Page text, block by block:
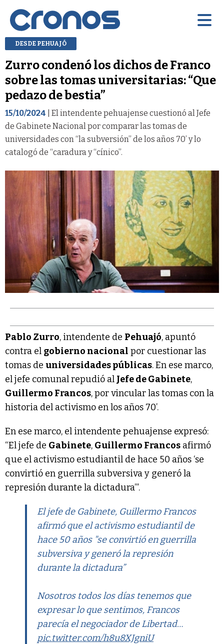
DESDE PEHUAJÓ
Zurro condenó los dichos de Franco
sobre las tomas universitarias: “Que
pedazo de bestia”
15/10/2024 | El intendente pehuajense cuestionó al Jefe
de Gabinete Nacional por comparar las tomas de
universidades con “la subversión” de los años 70’ y lo
catalogó de “caradura y “cínico”.
Pablo Zurro, intendente de Pehuajó, apuntó
contra el gobierno nacional por cuestionar las
tomas de universidades públicas. En ese marco,
el jefe comunal repudió al Jefe de Gabinete,
Guillermo Francos, por vincular las tomas con la
historia del activismo en los años 70’.
En ese marco, el intendente pehuajense expresó:
“El jefe de Gabinete, Guillermo Francos afirmó
que el activismo estudiantil de hace 50 años ‘se
convirtió en guerrilla subversiva y generó la
represión durante la dictadura’”.
El jefe de Gabinete, Guillermo Francos
afirmó que el activismo estudiantil de
hace 50 años "se convirtió en guerrilla
subversiva y generó la represión
durante la dictadura”
Nosotros todos los días tenemos que
expresar lo que sentimos, Francos
parecía el negociador de Libertad…
pic.twitter.com/h8u8XJgniU